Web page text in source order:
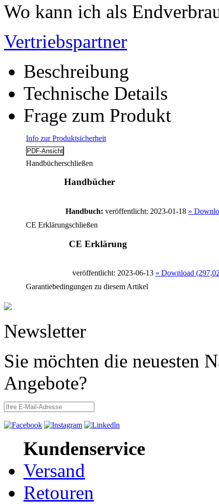
Wo kann ich als
Vertriebspartner
Beschreibung
Technische Details
Frage zum Produkt
Info zur Produktsicherheit
Handbücherschließen
Handbücher
Handbuch: veröffentlicht: 2023-01-18 »
CE Erklärungschließen
CE Erklärung
veröffentlicht: 2023-06-13 » Download
Garantiebedingungen zu diesem Artikel
Newsletter
Sie möchten die neuesten
Angebote?
Kundenservice
Versand
Retouren